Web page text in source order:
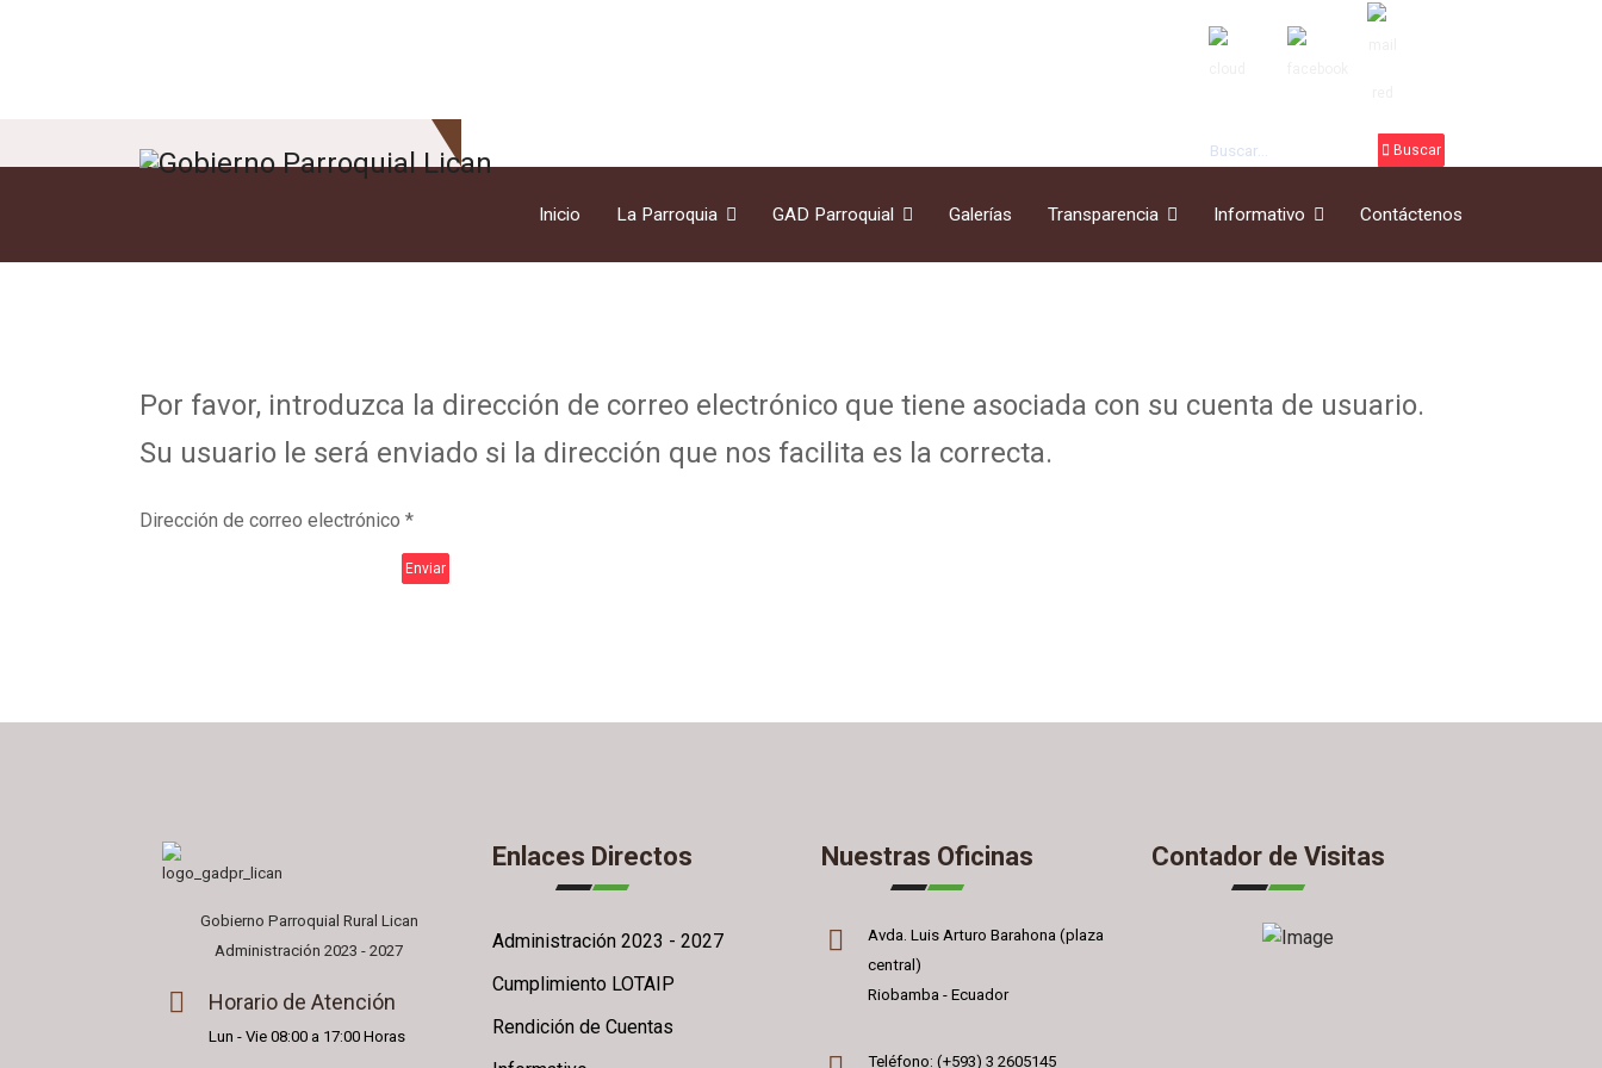
Buscar
Inicio La Parroquia GAD Parroquial Galerías Transparencia Informativo Contáctenos
Por favor, introduzca la dirección de correo electrónico que tiene asociada con su cuenta de usuario.
Su usuario le será enviado si la dirección que nos facilita es la correcta.
Dirección de correo electrónico *
Enviar
Gobierno Parroquial Rural Lican
Administración 2023 - 2027
Horario de Atención
Lun - Vie 08:00 a 17:00 Horas
Enlaces Directos
Administración 2023 - 2027
Cumplimiento LOTAIP
Rendición de Cuentas
Nuestras Oficinas
Avda. Luis Arturo Barahona (plaza
central)
Riobamba - Ecuador
Teléfono: (+593) 3 2605145
Contador de Visitas